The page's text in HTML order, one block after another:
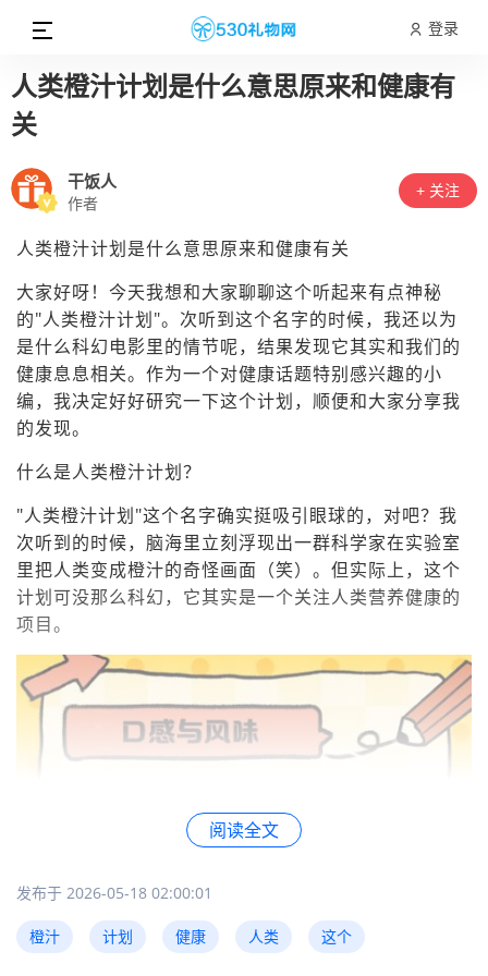
登录
人类橙汁计划是什么意思原来和健康有
关
干饭人
作者
+ 关注
人类橙汁计划是什么意思原来和健康有关
大家好呀！今天我想和大家聊聊这个听起来有点神秘
的"人类橙汁计划"。次听到这个名字的时候，我还以为
是什么科幻电影里的情节呢，结果发现它其实和我们的
健康息息相关。作为一个对健康话题特别感兴趣的小
编，我决定好好研究一下这个计划，顺便和大家分享我
的发现。
什么是人类橙汁计划？
"人类橙汁计划"这个名字确实挺吸引眼球的，对吧？我
次听到的时候，脑海里立刻浮现出一群科学家在实验室
里把人类变成橙汁的奇怪画面（笑）。但实际上，这个
计划可没那么科幻，它其实是一个关注人类营养健康的
项目。
阅读全文
发布于 2026-05-18 02:00:01
橙汁 计划 健康 人类 这个